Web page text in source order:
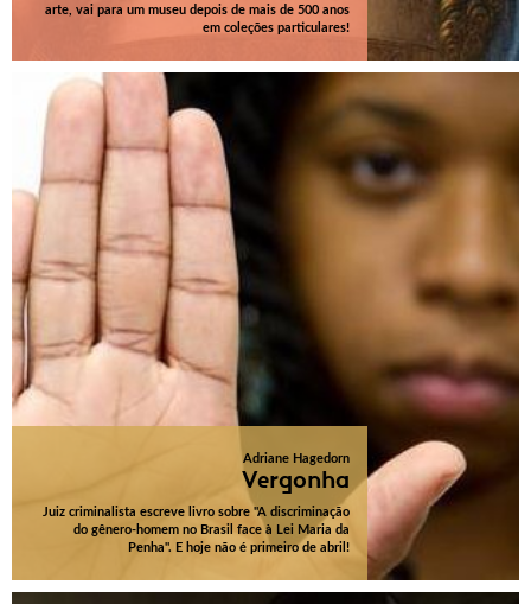
arte, vai para um museu depois de mais de 500 anos
em coleções particulares!
Adriane Hagedorn
Vergonha
Juiz criminalista escreve livro sobre "A discriminação
do gênero-homem no Brasil face à Lei Maria da
Penha". E hoje não é primeiro de abril!